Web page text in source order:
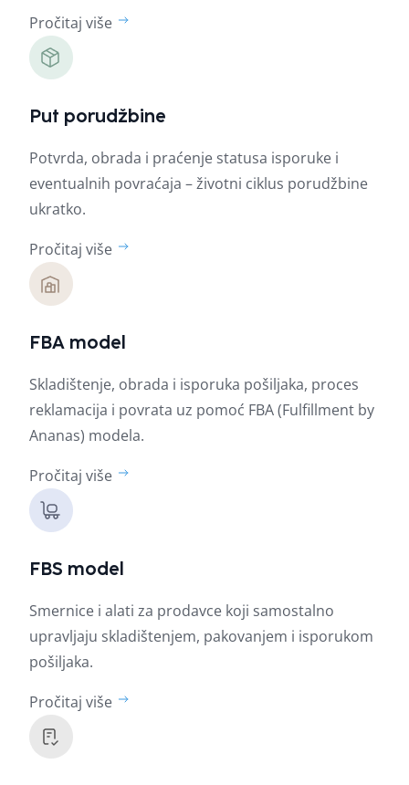
Pročitaj više
Put porudžbine
Potvrda, obrada i praćenje statusa isporuke i
eventualnih povraćaja – životni ciklus porudžbine
ukratko.
Pročitaj više
FBA model
Skladištenje, obrada i isporuka pošiljaka, proces
reklamacija i povrata uz pomoć FBA (Fulfillment by
Ananas) modela.
Pročitaj više
FBS model
Smernice i alati za prodavce koji samostalno
upravljaju skladištenjem, pakovanjem i isporukom
pošiljaka.
Pročitaj više